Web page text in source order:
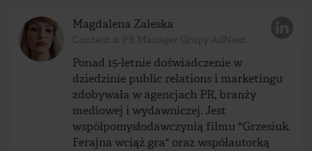
Magdalena Zaleska
Ponad 15-letnie doświadczenie w
dziedzinie public relations i marketingu
zdobywała w agencjach PR, branży
mediowej i wydawniczej. Jest
współpomysłodawczynią filmu "Grzesiuk.
Ferajna wciąż gra" oraz współautorką